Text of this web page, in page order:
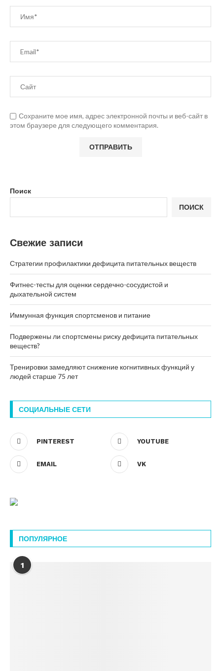
Сохраните мое имя, адрес электронной почты и веб-сайт в
этом браузере для следующего комментария.
Поиск
ПОИСК
Свежие записи
Стратегии профилактики дефицита питательных веществ
Фитнес-тесты для оценки сердечно-сосудистой и
дыхательной систем
Иммунная функция спортсменов и питание
Подвержены ли спортсмены риску дефицита питательных
веществ?
Тренировки замедляют снижение когнитивных функций у
людей старше 75 лет
СОЦИАЛЬНЫЕ СЕТИ
PINTEREST YOUTUBE
EMAIL VK
ПОПУЛЯРНОЕ
1